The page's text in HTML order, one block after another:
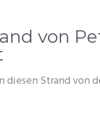
von
Strand von